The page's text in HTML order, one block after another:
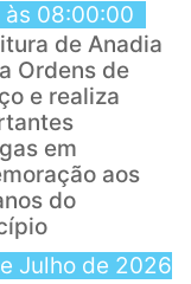
08:00:00
de Anadia
Ordens de
e realiza
em
aos
do
Julho de 2026